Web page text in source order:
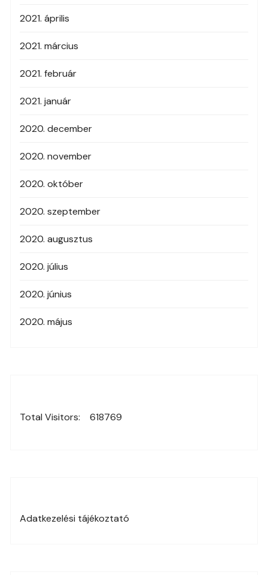
2021. április
2021. március
2021. február
2021. január
2020. december
2020. november
2020. október
2020. szeptember
2020. augusztus
2020. július
2020. június
2020. május
Total Visitors: 618769
Adatkezelési tájékoztató